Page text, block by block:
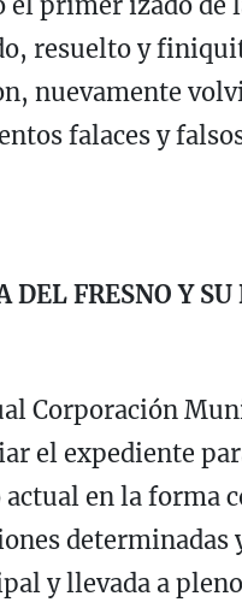
resuelto y
nuevamente
falaces y
DEL FRESNO Y
Corporación
el expediente
actual en la forma
determinadas
y llevada a